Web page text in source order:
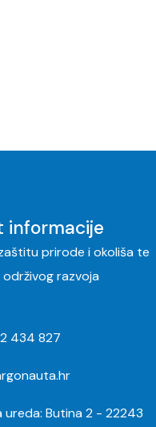
informacije
prirode i okoliša te
razvoja
434 827
ureda: Butina 2 - 22243